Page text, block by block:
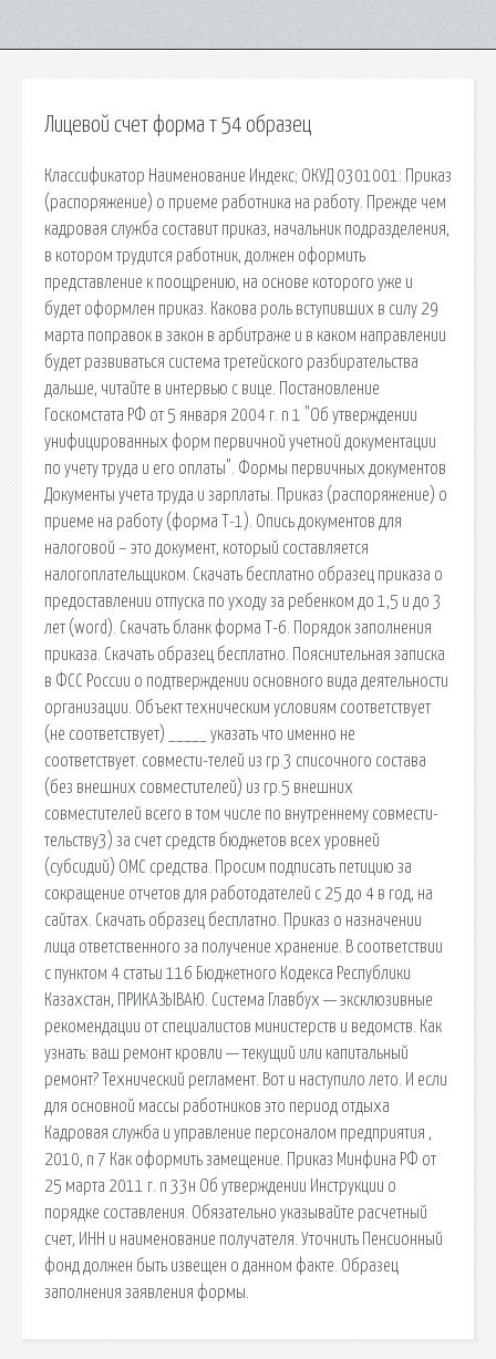
Лицевой счет форма т 54 образец
Классификатор Наименование Индекс; ОКУД 0301001: Приказ
(распоряжение) о приеме работника на работу. Прежде чем
кадровая служба составит приказ, начальник подразделения,
в котором трудится работник, должен оформить
представление к поощрению, на основе которого уже и
будет оформлен приказ. Какова роль вступивших в силу 29
марта поправок в закон в арбитраже и в каком направлении
будет развиваться система третейского разбирательства
дальше, читайте в интервью с вице. Постановление
Госкомстата РФ от 5 января 2004 г. n 1 "Об утверждении
унифицированных форм первичной учетной документации
по учету труда и его оплаты". Формы первичных документов
Документы учета труда и зарплаты. Приказ (распоряжение) о
приеме на работу (форма Т-1). Опись документов для
налоговой – это документ, который составляется
налогоплательщиком. Скачать бесплатно образец приказа о
предоставлении отпуска по уходу за ребенком до 1,5 и до 3
лет (word). Скачать бланк форма Т-6. Порядок заполнения
приказа. Скачать образец бесплатно. Пояснительная записка
в ФСС России о подтверждении основного вида деятельности
организации. Объект техническим условиям соответствует
(не соответствует) _____ указать что именно не
соответствует. совмести-телей из гр.3 списочного состава
(без внешних совместителей) из гр.5 внешних
совместителей всего в том числе по внутреннему совмести-
тельству3) за счет средств бюджетов всех уровней
(субсидий) ОМС средства. Просим подписать петицию за
сокращение отчетов для работодателей с 25 до 4 в год, на
сайтах. Скачать образец бесплатно. Приказ о назначении
лица ответственного за получение хранение. В соответствии
с пунктом 4 статьи 116 Бюджетного Кодекса Республики
Казахстан, ПРИКАЗЫВАЮ. Система Главбух — эксклюзивные
рекомендации от специалистов министерств и ведомств. Как
узнать: ваш ремонт кровли — текущий или капитальный
ремонт? Технический регламент. Вот и наступило лето. И если
для основной массы работников это период отдыха
Кадровая служба и управление персоналом предприятия ,
2010, n 7 Как оформить замещение. Приказ Минфина РФ от
25 марта 2011 г. n 33н Об утверждении Инструкции о
порядке составления. Обязательно указывайте расчетный
счет, ИНН и наименование получателя. Уточнить Пенсионный
фонд должен быть извещен о данном факте. Образец
заполнения заявления формы.